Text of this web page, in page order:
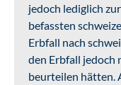
jedoch lediglich
befassten
Erbfall nach
den Erbfall jedoch
beurteilen hätten.